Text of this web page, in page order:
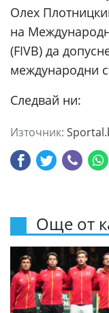
Олех
на
(FIVB) да
международни
Следвай ни:
Източник:
Още от